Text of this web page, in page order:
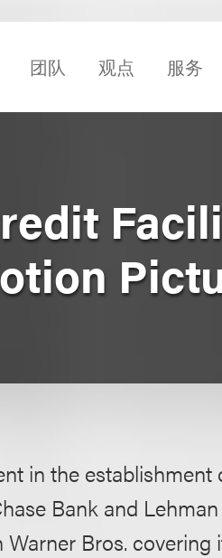
团队 观点 服务
in the establishment
Bank and
Bros. covering